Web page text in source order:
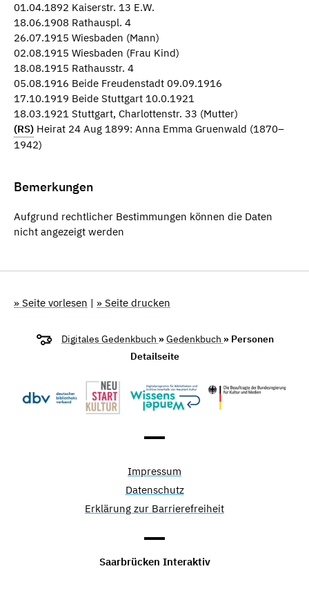
01.04.1892 Kaiserstr. 13 E.W.
18.06.1908 Rathauspl. 4
26.07.1915 Wiesbaden (Mann)
02.08.1915 Wiesbaden (Frau Kind)
18.08.1915 Rathausstr. 4
05.08.1916 Beide Freudenstadt 09.09.1916
17.10.1919 Beide Stuttgart 10.0.1921
18.03.1921 Stuttgart, Charlottenstr. 33 (Mutter)
(RS) Heirat 24 Aug 1899: Anna Emma Gruenwald (1870–
1942)
Bemerkungen
Aufgrund rechtlicher Bestimmungen können die Daten
nicht angezeigt werden
» Seite vorlesen | » Seite drucken
Digitales Gedenkbuch »Gedenkbuch » Personen
Detailseite
Impressum
Datenschutz
Erklärung zur Barrierefreiheit
Saarbrücken Interaktiv